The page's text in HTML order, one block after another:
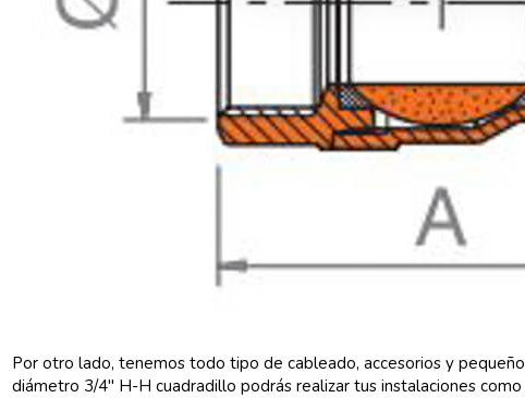
Por otro lado, tenemos todo tipo de cableado, accesorios y
diámetro 3/4" H-H cuadradillo podrás realizar tus instalaciones como